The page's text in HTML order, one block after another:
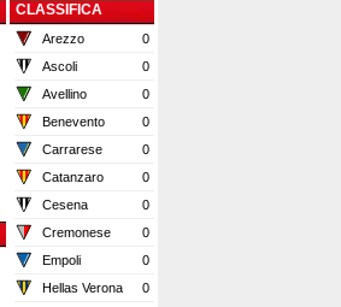
CLASSIFICA
Arezzo
0
Ascoli
0
Avellino
0
Benevento
0
Carrarese
0
Catanzaro
0
Cesena
0
Cremonese
0
Empoli
0
Hellas Verona
0